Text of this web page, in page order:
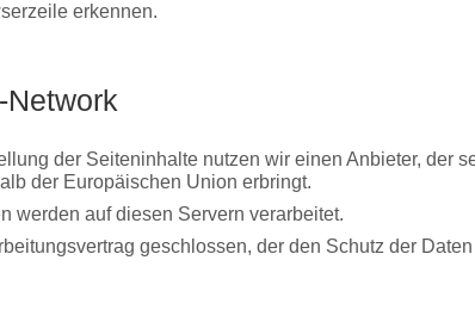
erkennen.
der Seiteninhalte nutzen wir einen Anbieter, der
der Europäischen Union erbringt.
werden auf diesen Servern verarbeitet.
geschlossen, der den Schutz der